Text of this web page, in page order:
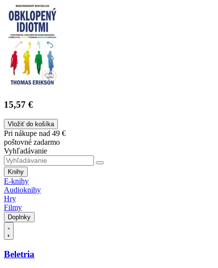
15,57 €
Vložiť do košíka
Pri nákupe nad 49 €
poštovné zadarmo
Vyhľadávanie
Knihy
E-knihy
Audioknihy
Hry
Filmy
Doplnky
Beletria